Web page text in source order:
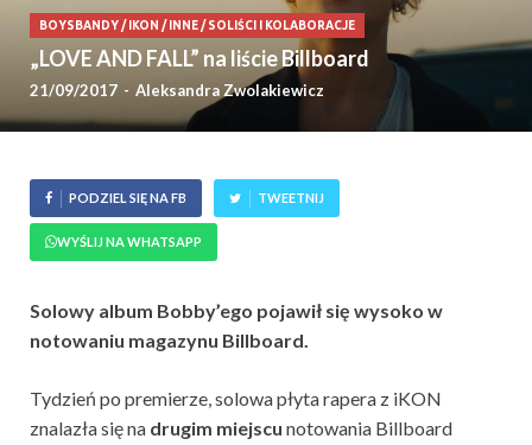
BOYSBANDY/ IKON / INNE/SOLIŚCI I KOLABORACJE
„LOVE AND FALL” na liście Billboard
21/09/2017 - Aleksandra Zwolakiewicz
PODZIEL SIĘ NA FB TWEETNIJ
WYŚLIJ NA WHATSAPP
Solowy album Bobby’ego pojawił się wysoko w
notowaniu magazynu Billboard.
Tydzień po premierze, solowa płyta rapera z iKON
znalazła się na drugim miejscu notowania Billboard